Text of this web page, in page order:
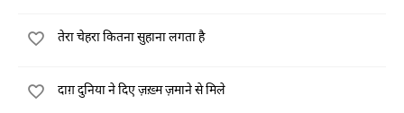
तेरा चेहरा कितना सुहाना लगता है
दाग़ दुनिया ने दिए ज़ख़्म ज़माने से मिले